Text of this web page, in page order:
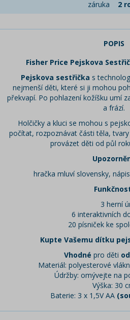
záruka
2
POPIS
Fisher Price Pejskova
Pejskova sestřička s
nejmenší děti, které si ji mohou
překvapí. Po pohlazení kožíšku umí
a frází.
Holčičky a kluci se mohou s
počítat, rozpoznávat části těla,
provázet děti od půl
hračka mluví slovensky,
3 herní
6 interaktivních
20 písniček ke
Kupte Vašemu dítku
Vhodné pro děti
Materiál: polyesterové
Údržby: omývejte na
Výška: 30
Baterie: 3 x 1,5V AA